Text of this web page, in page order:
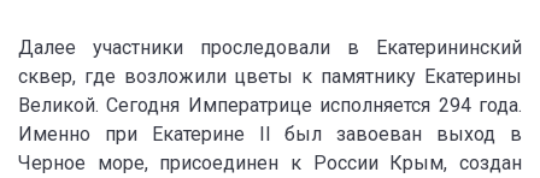
Далее участники проследовали в Екатерининский
сквер, где возложили цветы к памятнику Екатерины
Великой. Сегодня Императрице исполняется 294 года.
Именно при Екатерине II был завоеван выход в
Черное море, присоединен к России Крым, создан